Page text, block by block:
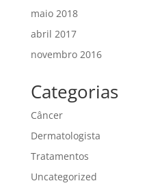
maio 2018
abril 2017
novembro 2016
Categorias
Câncer
Dermatologista
Tratamentos
Uncategorized